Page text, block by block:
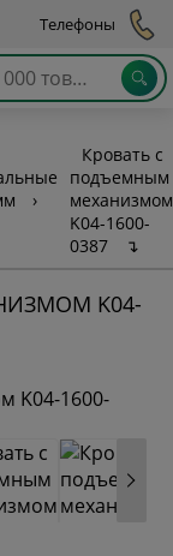
Телефоны
›
Кровать с
подъемным
механизмом
K04-1600-
0387
↴
K04-